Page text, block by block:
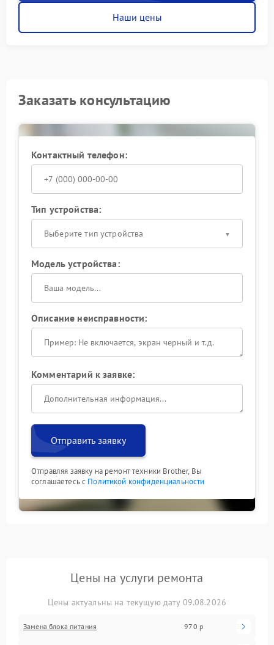
Наши цены
Заказать консультацию
Контактный телефон:
Тип устройства:
Выберите тип устройства
Модель устройства:
Описание неисправности:
Комментарий к заявке:
Отправить заявку
Отправляя заявку на ремонт техники Brother, Вы
соглашаетесь с Политикой конфиденциальности
Цены на услуги ремонта
Цены актуальны на текущую дату 09.08.2026
Замена блока питания 970 р